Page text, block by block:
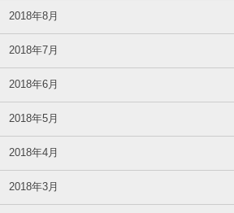
2018年8月
2018年7月
2018年6月
2018年5月
2018年4月
2018年3月